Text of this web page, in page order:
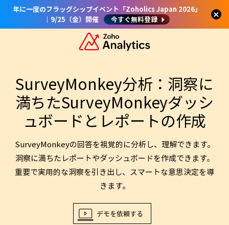
年に一度のフラッグシップイベント「Zoholics Japan 2026」
｜9/25（金）開催
今すぐ無料登録
SurveyMonkey分析：洞察に
満ちたSurveyMonkeyダッシ
ュボードとレポートの作成
SurveyMonkeyの回答を視覚的に分析し、理解できます。
洞察に満ちたレポートやダッシュボードを作成できます。
重要で実用的な洞察を引き出し、スマートな意思決定を導
きます。
デモを依頼する